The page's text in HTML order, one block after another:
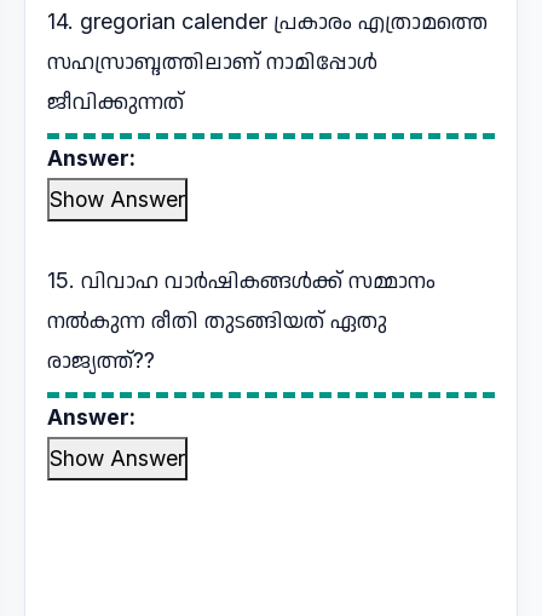
14. gregorian calender പ്രകാരം എത്രാമത്തെ
സഹസ്രാബ്ദത്തിലാണ് നാമിപ്പോൾ
ജീവിക്കുന്നത്
Answer:
Show Answer
15. വിവാഹ വാർഷികങ്ങൾക്ക് സമ്മാനം
നൽകുന്ന രീതി തുടങ്ങിയത് ഏതു
രാജ്യത്ത്??
Answer:
Show Answer